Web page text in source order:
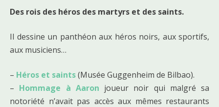
Des rois des héros des martyrs et des saints.
Il dessine un panthéon aux héros noirs, aux sportifs,
aux musiciens…
– Héros et saints(Musée Guggenheim de Bilbao).
– Hommage à Aaron joueur noir qui malgré sa
notoriété n’avait pas accès aux mêmes restaurants